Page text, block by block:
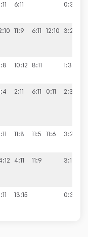
6:11 0:3
11:9 6:11 12:10 3:2
10:12 8:11 1:3
2:11 6:11 0:11 2:3
11:8 11:5 11:6 3:2
4:11 11:9 3:1
13:15 0:3